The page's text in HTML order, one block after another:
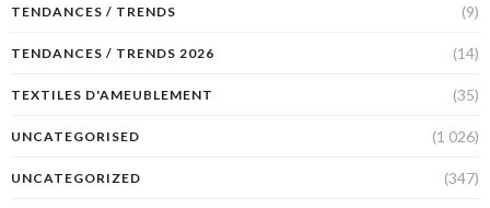
TENDANCES / TRENDS (9)
TENDANCES / TRENDS 2026 (14)
TEXTILES D'AMEUBLEMENT (35)
UNCATEGORISED (1 026)
UNCATEGORIZED (347)